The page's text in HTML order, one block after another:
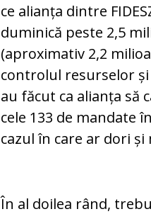
ce alianța dintre
duminică peste 2,5
(aproximativ 2,2
controlul resurselor
au făcut ca alianța să
cele 133 de mandate
cazul în care ar dori și
În al doilea rând,